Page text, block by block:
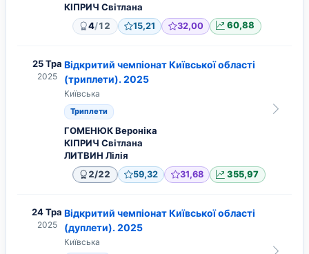
КІПРИЧ Світлана
4/12 15,21 32,00 60,88
25 Тра
2025
Відкритий чемпіонат Київської області
(триплети). 2025
Київська
Триплети
ГОМЕНЮК Вероніка
КІПРИЧ Світлана
ЛИТВИН Лілія
2/22 59,32 31,68 355,97
24 Тра
2025
Відкритий чемпіонат Київської області
(дуплети). 2025
Київська